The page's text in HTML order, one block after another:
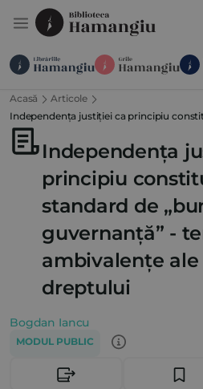
Module
Suport Contact Newsletter
Acasă
Articole
Independența justiției ca principiu
guvernanță” - tensiuni și ambivalențe
Independența
principiu
standard de
guvernanță” -
ambivalențe
dreptului
Bogdan Iancu
MODUL PUBLIC